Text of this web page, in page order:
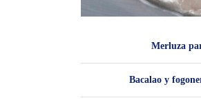
Merluza
Bacalao y